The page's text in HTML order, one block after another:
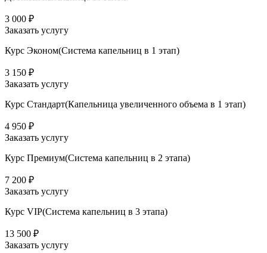
3 000 ₽
Заказать услугу
Курс Эконом(Система капельниц в 1 этап)
3 150 ₽
Заказать услугу
Курс Стандарт(Капельница увеличенного объема в 1 этап)
4 950 ₽
Заказать услугу
Курс Премиум(Система капельниц в 2 этапа)
7 200 ₽
Заказать услугу
Курс VIP(Система капельниц в 3 этапа)
13 500 ₽
Заказать услугу